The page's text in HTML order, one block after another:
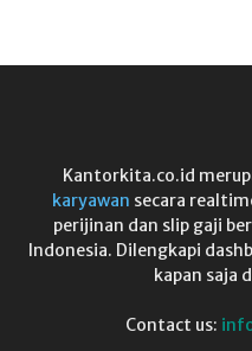
Kantorkita.co.id
karyawan secara
perijinan dan slip gaji
Indonesia. Dilengkapi
kapan saja
Contact us: